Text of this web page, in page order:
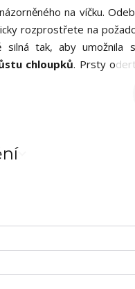
na víčku.
rozprostřete na
tak, aby umožnila
chloupků. Prsty